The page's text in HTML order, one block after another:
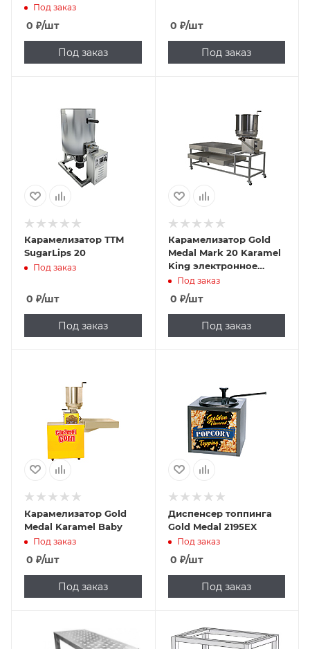
Под заказ
0 ₽/шт
Под заказ
0 ₽/шт
Под заказ
Карамелизатор ТТМ
SugarLips 20
Под заказ
0 ₽/шт
Под заказ
Карамелизатор Gold
Medal Mark 20 Karamel
King электронное
управление
Под заказ
0 ₽/шт
Под заказ
Карамелизатор Gold
Medal Karamel Baby
Под заказ
0 ₽/шт
Под заказ
Диспенсер топпинга
Gold Medal 2195EX
Под заказ
0 ₽/шт
Под заказ